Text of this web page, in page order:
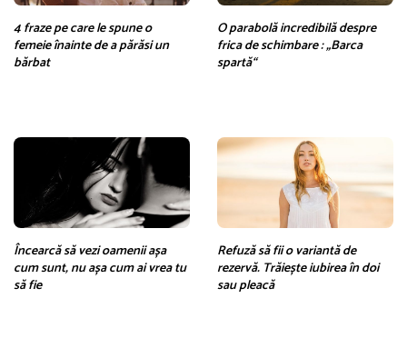
4 fraze pe care le spune o
femeie înainte de a părăsi un
bărbat
O parabolă incredibilă despre
frica de schimbare : „Barca
spartă“
Încearcă să vezi oamenii așa
cum sunt, nu așa cum ai vrea tu
să fie
Refuză să fii o variantă de
rezervă. Trăiește iubirea în doi
sau pleacă